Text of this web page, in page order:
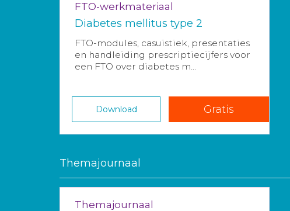
FTO-werkmateriaal
Diabetes mellitus type 2
FTO-modules, casuïstiek, presentaties
en handleiding prescriptiecijfers voor
een FTO over diabetes m...
Download Gratis
Themajournaal
Themajournaal